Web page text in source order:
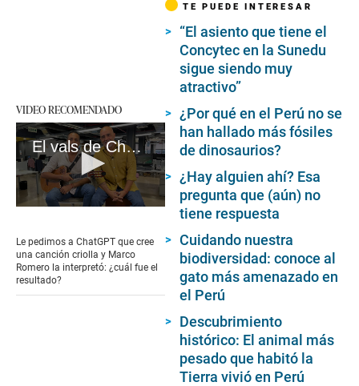
VIDEO RECOMENDADO
El vals de ChatGPT
of
6
minutes,
42
Le pedimos a ChatGPT que cree
una canción criolla y Marco
Romero la interpretó: ¿cuál fue el
resultado?
TE PUEDE INTERESAR
“El asiento que tiene el
Concytec en la Sunedu
sigue siendo muy
atractivo”
¿Por qué en el Perú no se
han hallado más fósiles
de dinosaurios?
¿Hay alguien ahí? Esa
pregunta que (aún) no
tiene respuesta
Cuidando nuestra
biodiversidad: conoce al
gato más amenazado en
el Perú
Descubrimiento
histórico: El animal más
pesado que habitó la
Tierra vivió en Perú